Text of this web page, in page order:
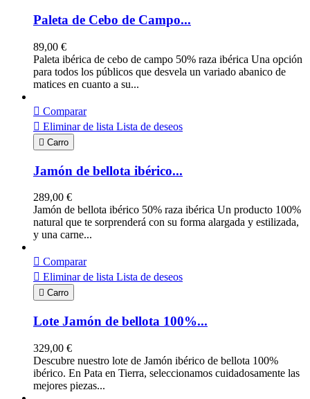
Paleta de Cebo de Campo...
89,00 €
Paleta ibérica de cebo de campo 50% raza ibérica Una opción
para todos los públicos que desvela un variado abanico de
matices en cuanto a su...
 Comparar
 Eliminar de lista Lista de deseos
 Carro
Jamón de bellota ibérico...
289,00 €
Jamón de bellota ibérico 50% raza ibérica Un producto 100%
natural que te sorprenderá con su forma alargada y estilizada,
y una carne...
 Comparar
 Eliminar de lista Lista de deseos
 Carro
Lote Jamón de bellota 100%...
329,00 €
Descubre nuestro lote de Jamón ibérico de bellota 100%
ibérico. En Pata en Tierra, seleccionamos cuidadosamente las
mejores piezas...